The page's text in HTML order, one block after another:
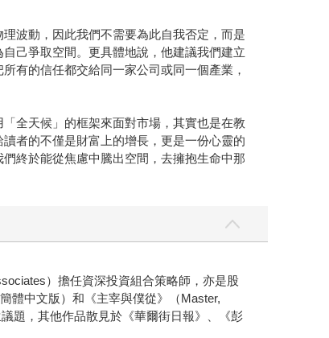
波動，因此我們不需要為此自我否定，而是
己爭取空間。更具體地說，他建議我們建立
有的信任都交給同一家公司或同一個產業，
全天候」的框架來面對市場，其實也是在教
者的不僅是財富上的增長，更是一份心靈的
終於能從焦慮中騰出空間，去擁抱生命中那
）擔任資深投資組合策略師，亦是股
體中文版）和《主宰與僕從》（Master,
題，其他作品散見於《華爾街日報》、《彭